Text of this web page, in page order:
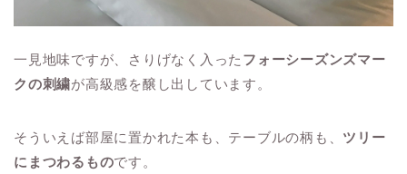
一見地味ですが、さりげなく入った フォーシーズンズマー
クの刺繍が高級感を醸し出しています。
そういえば部屋に置かれた本も、テーブルの柄も、 ツリー
にまつわるものです。